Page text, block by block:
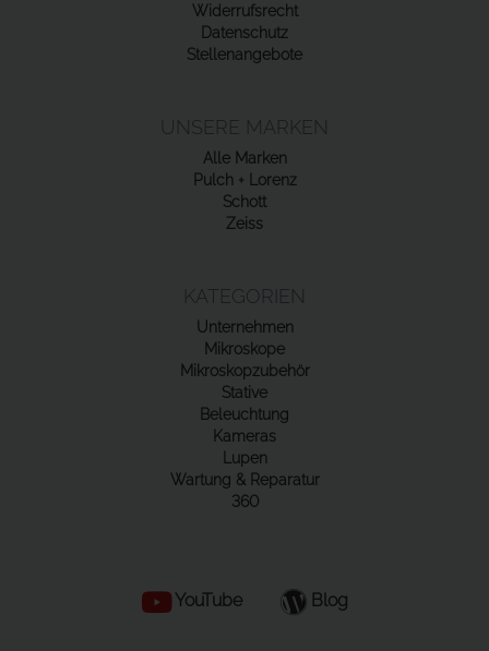
Widerrufsrecht
Datenschutz
Stellenangebote
UNSERE MARKEN
Alle Marken
Pulch + Lorenz
Schott
Zeiss
KATEGORIEN
Unternehmen
Mikroskope
Mikroskopzubehör
Stative
Beleuchtung
Kameras
Lupen
Wartung & Reparatur
360
YouTube Blog